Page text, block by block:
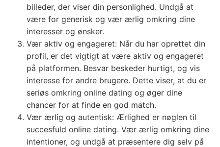
billeder, der viser din personlighed. Undgå at
være for generisk og vær ærlig omkring dine
interesser og ønsker.
Vær aktiv og engageret: Når du har oprettet din
profil, er det vigtigt at være aktiv og engageret
på platformen. Besvar beskeder hurtigt, og vis
interesse for andre brugere. Dette viser, at du er
seriøs omkring online dating og øger dine
chancer for at finde en god match.
Vær ærlig og autentisk: Ærlighed er nøglen til
succesfuld online dating. Vær ærlig omkring dine
intentioner, og undgå at præsentere dig selv på